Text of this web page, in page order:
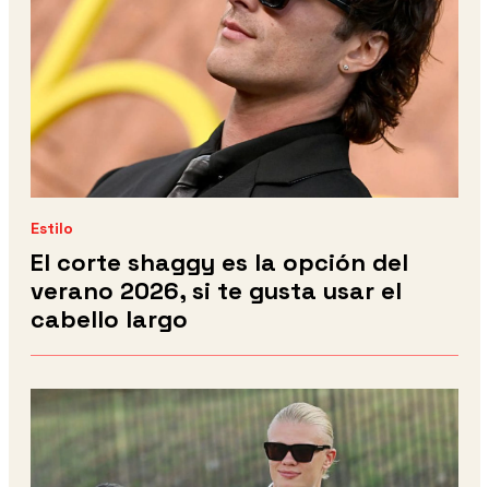
Estilo
El corte shaggy es la opción del
verano 2026, si te gusta usar el
cabello largo